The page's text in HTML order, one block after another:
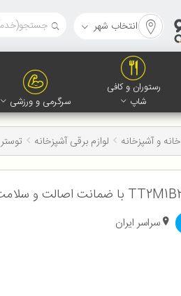
انتخاب شهر
رستوران و کافی
شاپ
سرگرمی و ورزشی
خانه و آشپزخانه لوازم برقی آشپزخانه توستر
سراسر ایران